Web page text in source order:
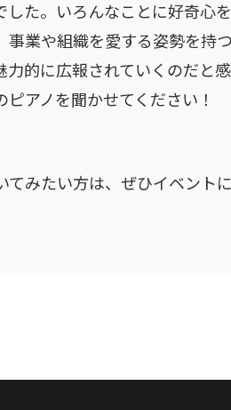
した。いろんなことに好奇心
事業や組織を愛する姿勢を持
力的に広報されていくのだと
アノを聞かせてください！
てみたい方は、ぜひイベント